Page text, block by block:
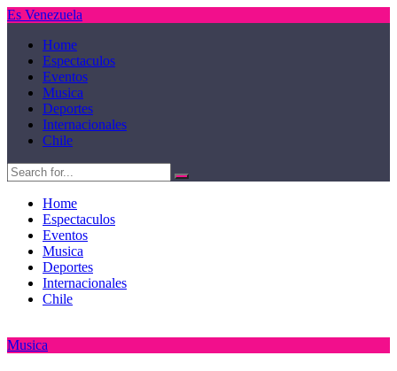
Es Venezuela
Home
Espectaculos
Eventos
Musica
Deportes
Internacionales
Chile
Home
Espectaculos
Eventos
Musica
Deportes
Internacionales
Chile
Musica